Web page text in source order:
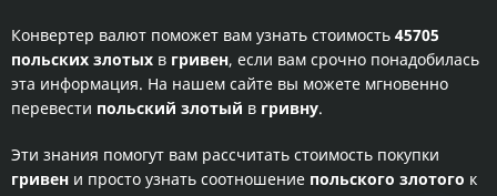
Конвертер валют поможет вам узнать стоимость 45705
польских злотых в гривен, если вам срочно понадобилась
эта информация. На нашем сайте вы можете мгновенно
перевести польский злотый в гривну.
Эти знания помогут вам рассчитать стоимость покупки
гривен и просто узнать соотношение польского злотого к